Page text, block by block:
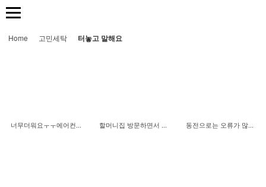
Home 고민세탁 터놓고 말해요
너무더워요ㅜㅜ에어컨... 할머니집 방문하면서 ... 동전으로는 오류가 많...